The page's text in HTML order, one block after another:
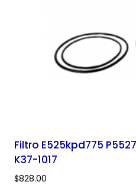
Filtro E525kpd775
K37-1017
$828.00